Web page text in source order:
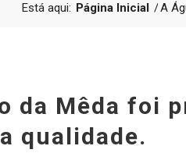
Está aqui: Página Inicial /A
da Mêda foi
qualidade.